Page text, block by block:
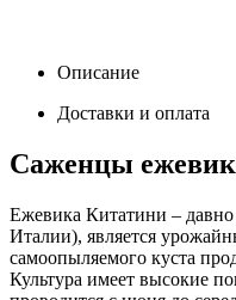
Описание
Доставки и оплата
Саженцы
Ежевика Китатини –
Италии), является
самоопыляемого куста
Культура имеет высокие